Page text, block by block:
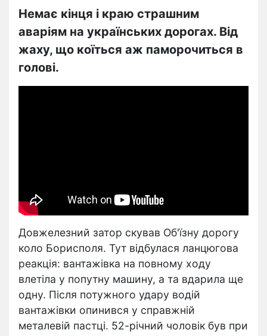
Немає кінця і краю страшним
аваріям на українських дорогах. Від
жаху, що коїться аж паморочиться в
голові.
Довжелезний затор скував Об'їзну дорогу
коло Борисполя. Тут відбулася ланцюгова
реакція: вантажівка на повному ходу
влетіла у попутну машину, а та вдарила ще
одну. Після потужного удару водій
вантажівки опинився у справжній
металевій пастці. 52-річний чоловік був при